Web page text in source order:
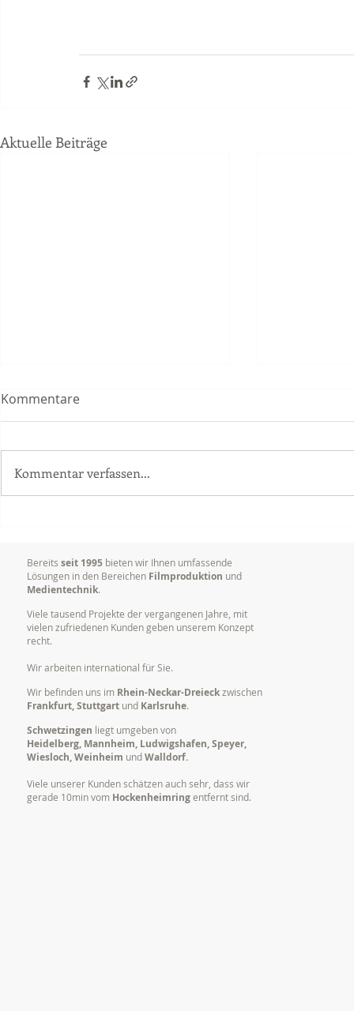
Aktuelle Beiträge
Postproduktion (Schnitt)
Kommentare
Kommentar verfassen...
Bereits seit 1995 bieten wir Ihnen umfassende
Lösungen in den Bereichen Filmproduktion und
Medientechnik.
Viele tausend Projekte der vergangenen Jahre, mit
vielen zufriedenen Kunden geben unserem Konzept
recht.
Wir arbeiten international für Sie.
Wir befinden uns im Rhein-Neckar-Dreieckzwischen
Frankfurt, Stuttgart und Karlsruhe.
Schwetzingen liegt umgeben von
Heidelberg, Mannheim, Ludwigshafen, Speyer,
Wiesloch, Weinheim undWalldorf.
Viele unserer Kunden schätzen auch sehr, dass wir
gerade 10min vom Hockenheimringentfernt sind.